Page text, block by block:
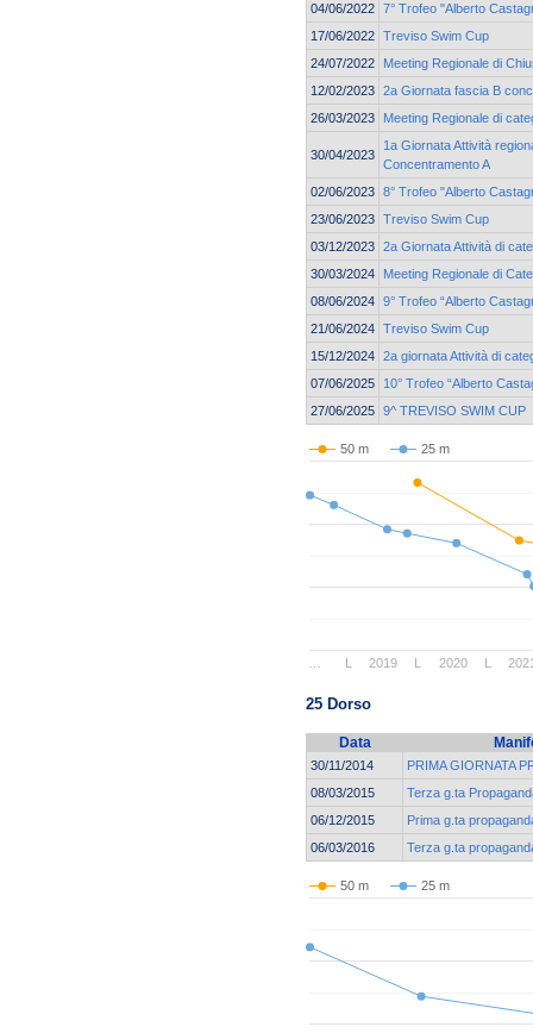
04/06/2022 7° Trofeo "Alberto
17/06/2022 Treviso Swim Cup
24/07/2022
Meeting Regionale di
12/02/2023 2a Giornata fascia B
26/03/2023
Meeting Regionale di
30/04/2023
1a Giornata Attività
Concentramento A
02/06/2023 8° Trofeo "Alberto
23/06/2023 Treviso Swim Cup
03/12/2023 2a Giornata Attività di
30/03/2024
Meeting Regionale di
08/06/2024 9° Trofeo “Alberto
21/06/2024 Treviso Swim Cup
15/12/2024 2a giornata Attività di
07/06/2025
10° Trofeo “Alberto
27/06/2025 9^ TREVISO SWIM CUP
50 m 25 m
2019 2020
25 Dorso
Data
30/11/2014
PRIMA GIORNATA
08/03/2015
Terza g.ta
06/12/2015
Prima g.ta
06/03/2016
Terza g.ta
50 m 25 m